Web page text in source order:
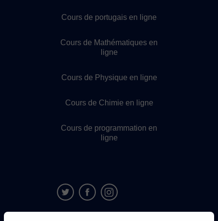
Cours de portugais en ligne
Cours de Mathématiques en
ligne
Cours de Physique en ligne
Cours de Chimie en ligne
Cours de programmation en
ligne